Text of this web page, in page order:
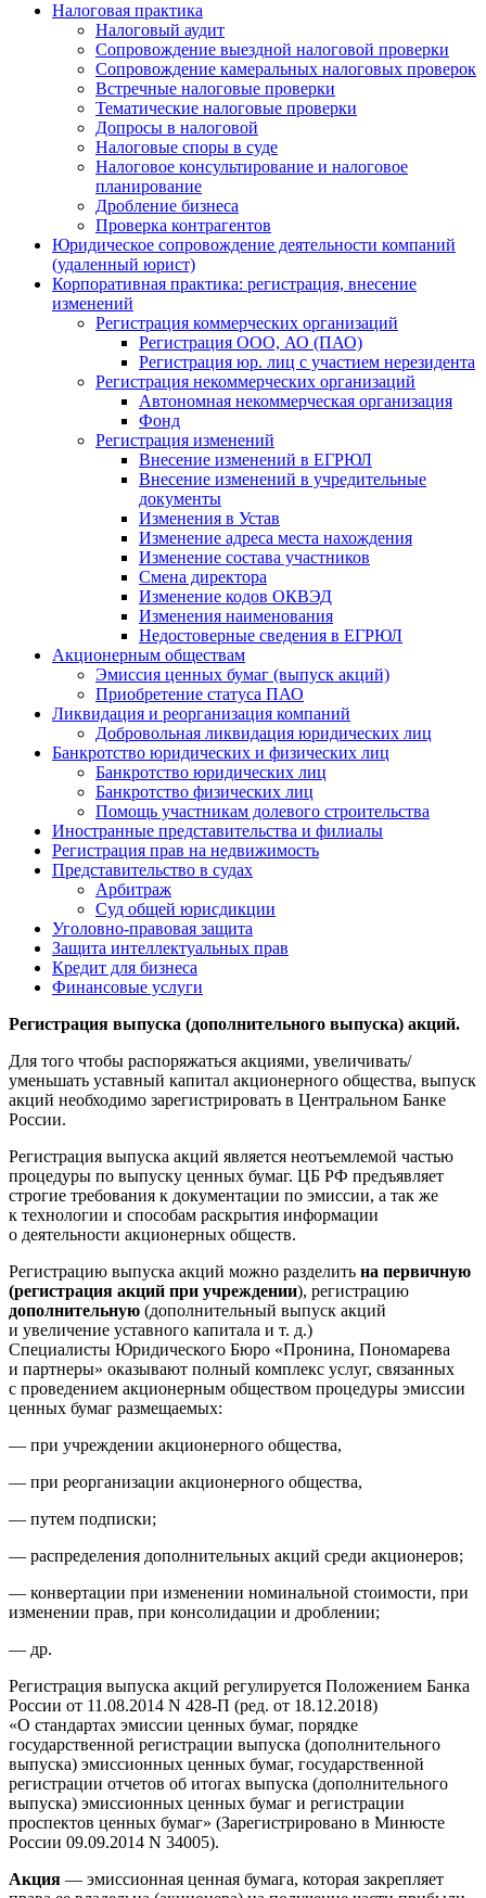
Налоговая практика
Налоговый аудит
Сопровождение выездной налоговой проверки
Сопровождение камеральных налоговых проверок
Встречные налоговые проверки
Тематические налоговые проверки
Допросы в налоговой
Налоговые споры в суде
Налоговое консультирование и налоговое
планирование
Дробление бизнеса
Проверка контрагентов
Юридическое сопровождение деятельности компаний
(удаленный юрист)
Корпоративная практика: регистрация, внесение
изменений
Регистрация коммерческих организаций
Регистрация ООО, АО (ПАО)
Регистрация юр. лиц с участием нерезидента
Регистрация некоммерческих организаций
Автономная некоммерческая организация
Фонд
Регистрация изменений
Внесение изменений в ЕГРЮЛ
Внесение изменений в учредительные
документы
Изменения в Устав
Изменение адреса места нахождения
Изменение состава участников
Смена директора
Изменение кодов ОКВЭД
Изменения наименования
Недостоверные сведения в ЕГРЮЛ
Акционерным обществам
Эмиссия ценных бумаг (выпуск акций)
Приобретение статуса ПАО
Ликвидация и реорганизация компаний
Добровольная ликвидация юридических лиц
Банкротство юридических и физических лиц
Банкротство юридических лиц
Банкротство физических лиц
Помощь участникам долевого строительства
Иностранные представительства и филиалы
Регистрация прав на недвижимость
Представительство в судах
Арбитраж
Суд общей юрисдикции
Уголовно-правовая защита
Защита интеллектуальных прав
Кредит для бизнеса
Финансовые услуги
Регистрация выпуска (дополнительного выпуска) акций.
Для того чтобы распоряжаться акциями, увеличивать/
уменьшать уставный капитал акционерного общества, выпуск
акций необходимо зарегистрировать в Центральном Банке
России.
Регистрация выпуска акций является неотъемлемой частью
процедуры по выпуску ценных бумаг. ЦБ РФ предъявляет
строгие требования к документации по эмиссии, а так же
к технологии и способам раскрытия информации
о деятельности акционерных обществ.
Регистрацию выпуска акций можно разделить на первичную
(регистрация акций при учреждении), регистрацию
дополнительную (дополнительный выпуск акций
и увеличение уставного капитала и т. д.)
Специалисты Юридического Бюро «Пронина, Пономарева
и партнеры» оказывают полный комплекс услуг, связанных
с проведением акционерным обществом процедуры эмиссии
ценных бумаг размещаемых:
— при учреждении акционерного общества,
— при реорганизации акционерного общества,
— путем подписки;
— распределения дополнительных акций среди акционеров;
— конвертации при изменении номинальной стоимости, при
изменении прав, при консолидации и дроблении;
— др.
Регистрация выпуска акций регулируется Положением Банка
России от 11.08.2014 N 428-П (ред. от 18.12.2018)
«О стандартах эмиссии ценных бумаг, порядке
государственной регистрации выпуска (дополнительного
выпуска) эмиссионных ценных бумаг, государственной
регистрации отчетов об итогах выпуска (дополнительного
выпуска) эмиссионных ценных бумаг и регистрации
проспектов ценных бумаг» (Зарегистрировано в Минюсте
России 09.09.2014 N 34005).
Акция — эмиссионная ценная бумага, которая закрепляет